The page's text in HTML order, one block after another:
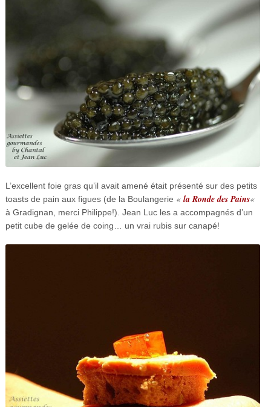
L’excellent foie gras qu’il avait amené était présenté sur des petits
toasts de pain aux figues (de la Boulangerie « la Ronde des Pains«
à Gradignan, merci Philippe!). Jean Luc les a accompagnés d’un
petit cube de gelée de coing… un vrai rubis sur canapé!